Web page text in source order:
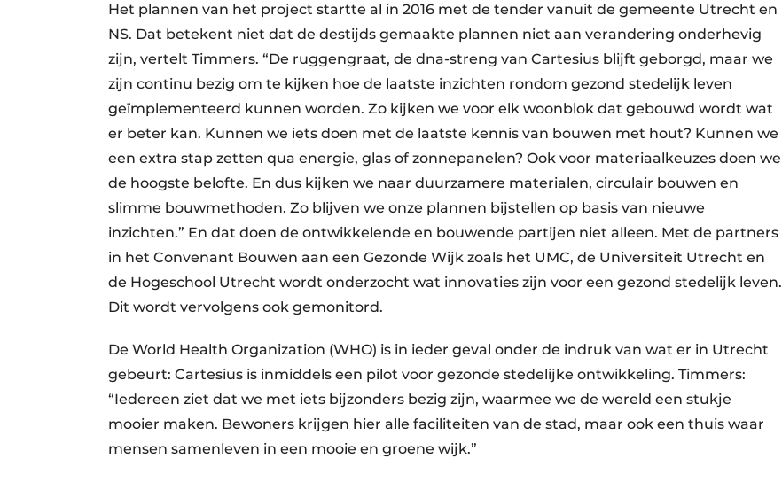
Het plannen van het project startte al in 2016 met de tender vanuit de gemeente Utrecht en
NS. Dat betekent niet dat de destijds gemaakte plannen niet aan verandering onderhevig
zijn, vertelt Timmers. “De ruggengraat, de dna-streng van Cartesius blijft geborgd, maar we
zijn continu bezig om te kijken hoe de laatste inzichten rondom gezond stedelijk leven
geïmplementeerd kunnen worden. Zo kijken we voor elk woonblok dat gebouwd wordt wat
er beter kan. Kunnen we iets doen met de laatste kennis van bouwen met hout? Kunnen we
een extra stap zetten qua energie, glas of zonnepanelen? Ook voor materiaalkeuzes doen we
de hoogste belofte. En dus kijken we naar duurzamere materialen, circulair bouwen en
slimme bouwmethoden. Zo blijven we onze plannen bijstellen op basis van nieuwe
inzichten.” En dat doen de ontwikkelende en bouwende partijen niet alleen. Met de partners
in het Convenant Bouwen aan een Gezonde Wijk zoals het UMC, de Universiteit Utrecht en
de Hogeschool Utrecht wordt onderzocht wat innovaties zijn voor een gezond stedelijk leven.
Dit wordt vervolgens ook gemonitord.
De World Health Organization (WHO) is in ieder geval onder de indruk van wat er in Utrecht
gebeurt: Cartesius is inmiddels een pilot voor gezonde stedelijke ontwikkeling. Timmers:
“Iedereen ziet dat we met iets bijzonders bezig zijn, waarmee we de wereld een stukje
mooier maken. Bewoners krijgen hier alle faciliteiten van de stad, maar ook een thuis waar
mensen samenleven in een mooie en groene wijk.”